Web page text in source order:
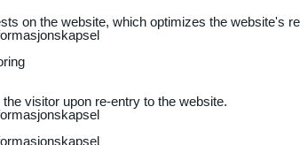
on the website, which optimizes the website's
visitor upon re-entry to the website.